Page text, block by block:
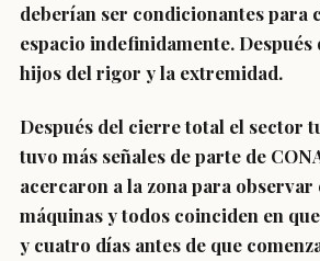
deberían ser condicionantes para
espacio indefinidamente. Después
hijos del rigor y la extremidad.
Después del cierre total el sector
tuvo más señales de parte de
acercaron a la zona para observar
máquinas y todos coinciden en
y cuatro días antes de que